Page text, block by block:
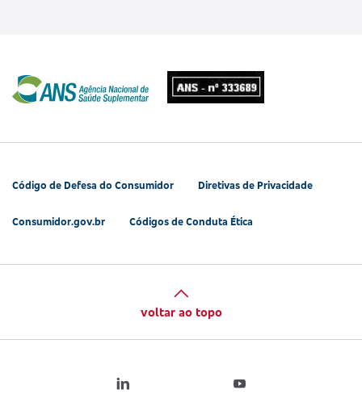
Código de Defesa do Consumidor Diretivas de Privacidade
Consumidor.gov.br Códigos de Conduta Ética
voltar ao topo